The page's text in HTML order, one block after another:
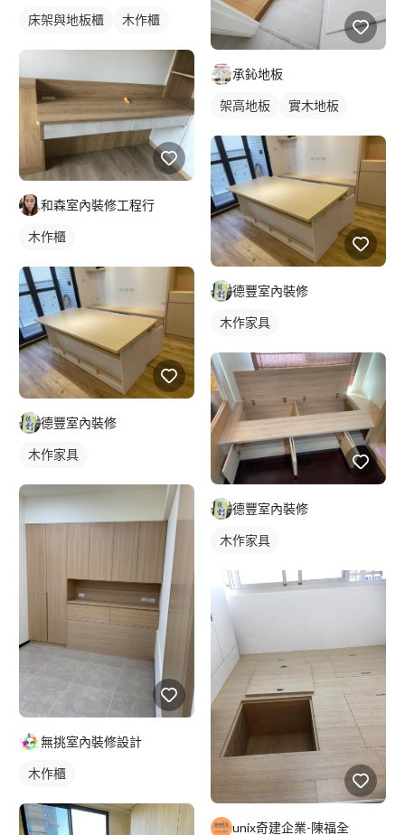
床架與地板櫃 木作櫃
和森室內裝修工程行
木作櫃
德豐室內裝修
木作家具
無挑室內裝修設計
木作櫃
承鈊地板
架高地板 實木地板
德豐室內裝修
木作家具
德豐室內裝修
木作家具
unix奇建企業-陳福全